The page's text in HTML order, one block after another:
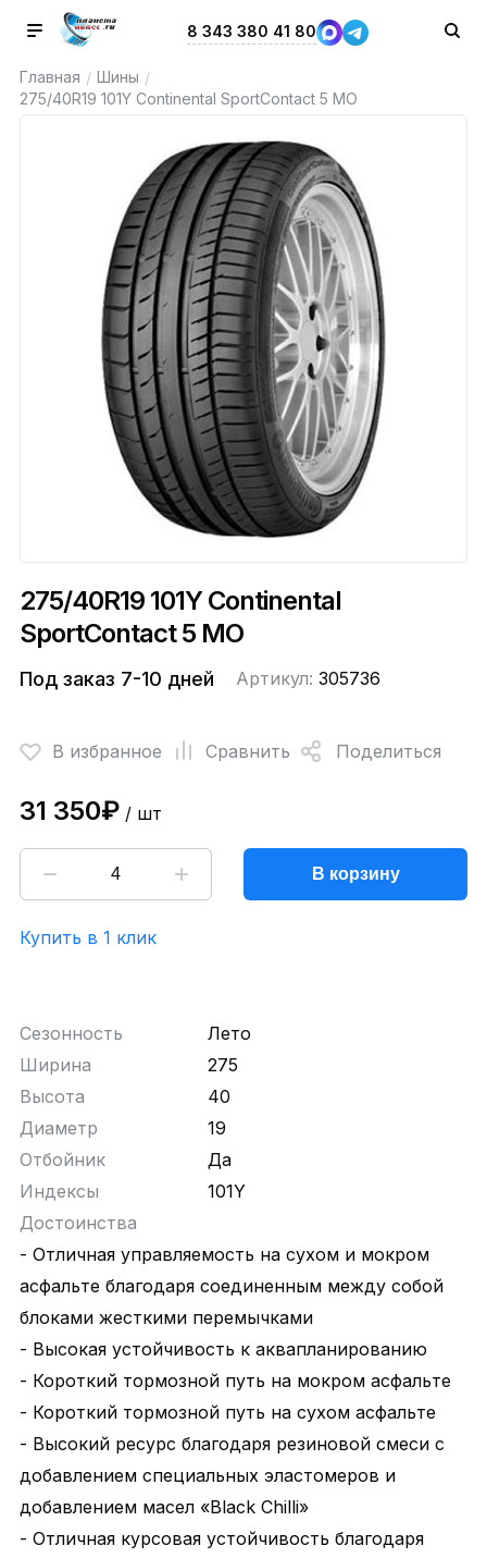
8 343 380 41 80
Главная / Шины /
275/40R19 101Y Continental SportContact 5 MO
275/40R19 101Y Continental
SportContact 5 MO
Под заказ 7-10 дней Артикул: 305736
В избранное Сравнить Поделиться
31 350₽/ шт
В корзину
Купить в 1 клик
Сезонность
Лето
Ширина
275
Высота
40
Диаметр
19
Отбойник
Да
Индексы
101Y
Достоинства
- Отличная управляемость на сухом и мокром
асфальте благодаря соединенным между собой
блоками жесткими перемычками
- Высокая устойчивость к аквапланированию
- Короткий тормозной путь на мокром асфальте
- Короткий тормозной путь на сухом асфальте
- Высокий ресурс благодаря резиновой смеси с
добавлением специальных эластомеров и
добавлением масел «Black Chilli»
- Отличная курсовая устойчивость благодаря